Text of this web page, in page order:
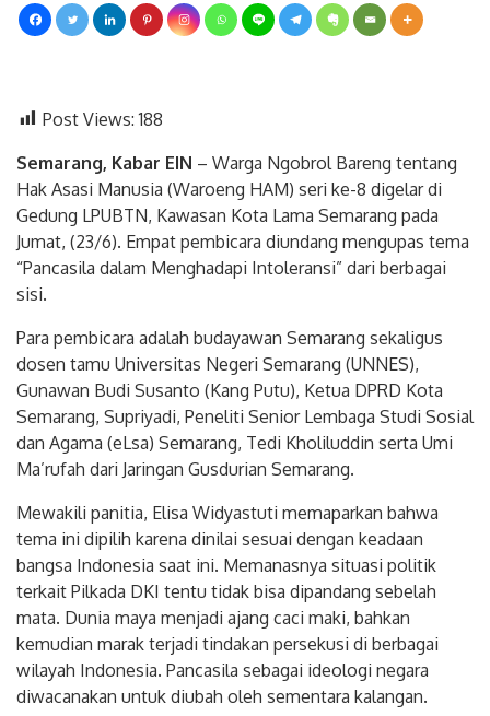
Post Views: 188
Semarang, Kabar EIN – Warga Ngobrol Bareng tentang
Hak Asasi Manusia (Waroeng HAM) seri ke-8 digelar di
Gedung LPUBTN, Kawasan Kota Lama Semarang pada
Jumat, (23/6). Empat pembicara diundang mengupas tema
“Pancasila dalam Menghadapi Intoleransi” dari berbagai
sisi.
Para pembicara adalah budayawan Semarang sekaligus
dosen tamu Universitas Negeri Semarang (UNNES),
Gunawan Budi Susanto (Kang Putu), Ketua DPRD Kota
Semarang, Supriyadi, Peneliti Senior Lembaga Studi Sosial
dan Agama (eLsa) Semarang, Tedi Kholiluddin serta Umi
Ma’rufah dari Jaringan Gusdurian Semarang.
Mewakili panitia, Elisa Widyastuti memaparkan bahwa
tema ini dipilih karena dinilai sesuai dengan keadaan
bangsa Indonesia saat ini. Memanasnya situasi politik
terkait Pilkada DKI tentu tidak bisa dipandang sebelah
mata. Dunia maya menjadi ajang caci maki, bahkan
kemudian marak terjadi tindakan persekusi di berbagai
wilayah Indonesia. Pancasila sebagai ideologi negara
diwacanakan untuk diubah oleh sementara kalangan.